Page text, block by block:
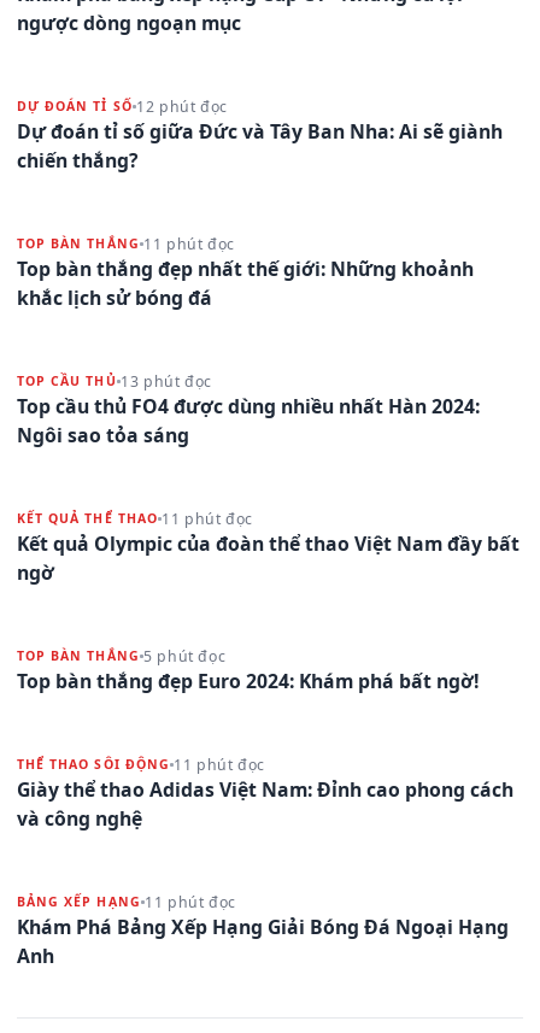
ngược dòng ngoạn mục
DỰ ĐOÁN TỈ SỐ 12 phút đọc
Dự đoán tỉ số giữa Đức và Tây Ban Nha: Ai sẽ giành
chiến thắng?
TOP BÀN THẮNG 11 phút đọc
Top bàn thắng đẹp nhất thế giới: Những khoảnh
khắc lịch sử bóng đá
TOP CẦU THỦ 13 phút đọc
Top cầu thủ FO4 được dùng nhiều nhất Hàn 2024:
Ngôi sao tỏa sáng
KẾT QUẢ THỂ THAO 11 phút đọc
Kết quả Olympic của đoàn thể thao Việt Nam đầy bất
ngờ
TOP BÀN THẮNG 5 phút đọc
Top bàn thắng đẹp Euro 2024: Khám phá bất ngờ!
THỂ THAO SÔI ĐỘNG 11 phút đọc
Giày thể thao Adidas Việt Nam: Đỉnh cao phong cách
và công nghệ
BẢNG XẾP HẠNG 11 phút đọc
Khám Phá Bảng Xếp Hạng Giải Bóng Đá Ngoại Hạng
Anh